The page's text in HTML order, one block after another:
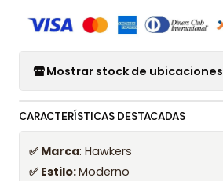
Mostrar stock de ubicaciones
CARACTERÍSTICAS DESTACADAS
✅ Marca: Hawkers
✅ Estilo:Moderno